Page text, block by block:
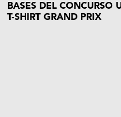
BASES DEL CONCURSO
T-SHIRT GRAND PRIX